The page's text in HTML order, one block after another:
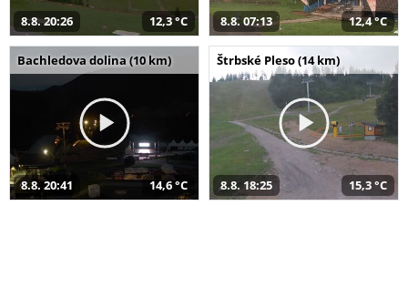
8.8. 20:26 12,3 °C 8.8. 07:13 12,4 °C
Bachledova dolina (10 km)
8.8. 20:41 14,6 °C
Štrbské Pleso (14 km)
8.8. 18:25 15,3 °C